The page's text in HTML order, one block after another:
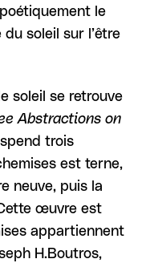
le
soleil sur l’être
soleil se retrouve
Abstractions on
trois
est terne,
neuve, puis la
œuvre est
appartiennent
H.Boutros,